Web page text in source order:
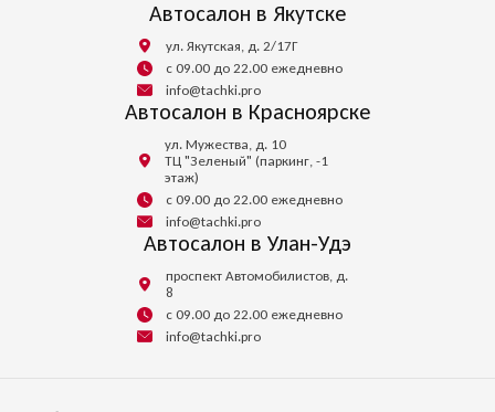
Автосалон в Якутске
ул. Якутская, д. 2/17Г
с 09.00 до 22.00 ежедневно
info@tachki.pro
Автосалон в Красноярске
ул. Мужества, д. 10
ТЦ "Зеленый" (паркинг, -1
этаж)
с 09.00 до 22.00 ежедневно
info@tachki.pro
Автосалон в Улан-Удэ
проспект Автомобилистов, д.
8
с 09.00 до 22.00 ежедневно
info@tachki.pro